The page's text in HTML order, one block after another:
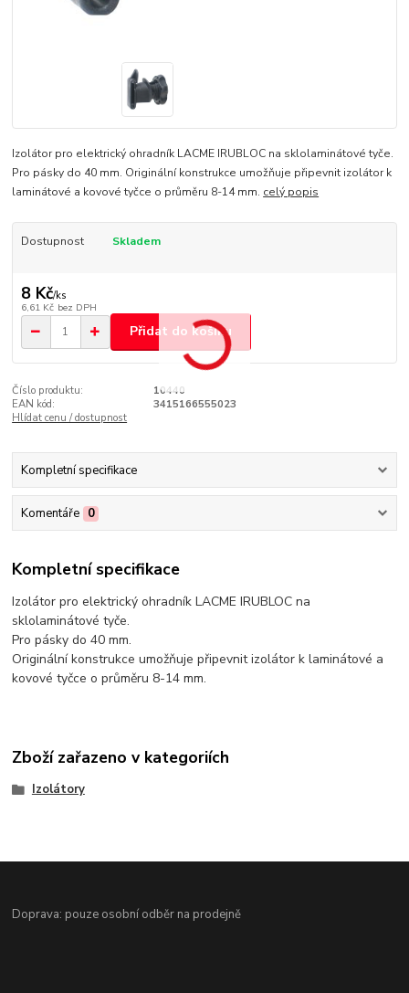
Izolátor pro elektrický ohradník LACME IRUBLOC na sklolaminátové tyče.
Pro pásky do 40 mm. Originální konstrukce umožňuje připevnit izolátor k
laminátové a kovové tyčce o průměru 8-14 mm. celý popis
Dostupnost Skladem
8 Kč/ks
6,61 Kč bez DPH
Přidat do košíku
Číslo produktu:
10440
EAN kód:
3415166555023
Hlídat cenu / dostupnost
Kompletní specifikace
Komentáře 0
Kompletní specifikace
Izolátor pro elektrický ohradník LACME IRUBLOC na
sklolaminátové tyče.
Pro pásky do 40 mm.
Originální konstrukce umožňuje připevnit izolátor k laminátové a
kovové tyčce o průměru 8-14 mm.
Zboží zařazeno v kategoriích
Izolátory
Doprava: pouze osobní odběr na prodejně